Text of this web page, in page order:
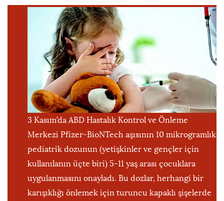
3 Kasım’da ABD Hastalık Kontrol ve Önleme
Merkezi Pfizer-BioNTech aşısının 10 mikrogramlık
pediatrik dozunun (yetişkinler ve gençler için
kullanılanın üçte biri) 5-11 yaş arası çocuklara
uygulanmasını onayladı. Bu dozlar, herhangi bir
karışıklığı önlemek için turuncu kapaklı şişelerde